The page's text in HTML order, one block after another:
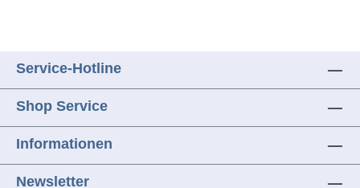
Service-Hotline
Shop Service
Informationen
Newsletter